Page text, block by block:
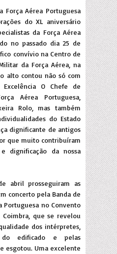
Força Aérea Portuguesa
do XL aniversário
da Força Aérea
no passado dia 25 de
convívio na Centro de
da Força Aérea, na
alto contou não só com
O Chefe de
Aérea Portuguesa,
Rolo, mas também
do Estado
dignificante de antigos
que muito contribuíram
dignificação da nossa
abril prosseguiram as
concerto pela Banda de
Portuguesa no Convento
Coimbra, que se revelou
dos intérpretes,
edificado e pelas
esgotou. Uma excelente